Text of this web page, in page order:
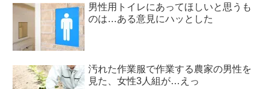
男性用トイレにあってほしいと思うも
のは…ある意見にハッとした
汚れた作業服で作業する農家の男性を
見た、女性3人組が…えっ